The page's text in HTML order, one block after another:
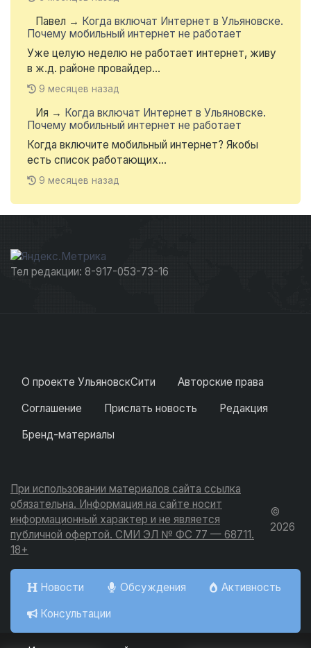
Павел → Когда включат Интернет в Ульяновске.
Почему мобильный интернет не работает
Уже целую неделю не работает интернет, живу
в ж.д. районе провайдер...
9 месяцев назад
Ия → Когда включат Интернет в Ульяновске.
Почему мобильный интернет не работает
Когда включите мобильный интернет? Якобы
есть список работающих...
9 месяцев назад
Тел редакции: 8-917-053-73-16
О проекте УльяновскСити
Авторские права
Соглашение
Прислать новость
Редакция
Бренд-материалы
При использовании материалов сайта ссылка
обязательна. Информация на сайте носит
информационный характер и не является
публичной офертой. СМИ ЭЛ № ФС 77 — 68711.
18+
©
2026
Новости Обсуждения
Активность
Консультации